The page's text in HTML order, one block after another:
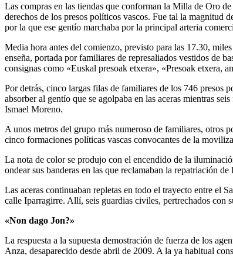
Las compras en las tiendas que conforman la Milla de Oro
derechos de los presos políticos vascos. Fue tal la magnitud
por la que ese gentío marchaba por la principal arteria
Media hora antes del comienzo, previsto para las 17.30,
enseña, portada por familiares de represaliados vestidos de
consignas como «Euskal presoak etxera», «Presoak etxera,
Por detrás, cinco largas filas de familiares de los 746 presos
absorber al gentío que se agolpaba en las aceras mientras
Ismael Moreno.
A unos metros del grupo más numeroso de familiares, otros
cinco formaciones políticas vascas convocantes de la
La nota de color se produjo con el encendido de la
ondear sus banderas en las que reclamaban la repatriación de
Las aceras continuaban repletas en todo el trayecto entre el
calle Iparragirre. Allí, seis guardias civiles, pertrechados con
«Non dago Jon?»
La respuesta a la supuesta demostración de fuerza de los
Anza, desaparecido desde abril de 2009. A la ya habitual